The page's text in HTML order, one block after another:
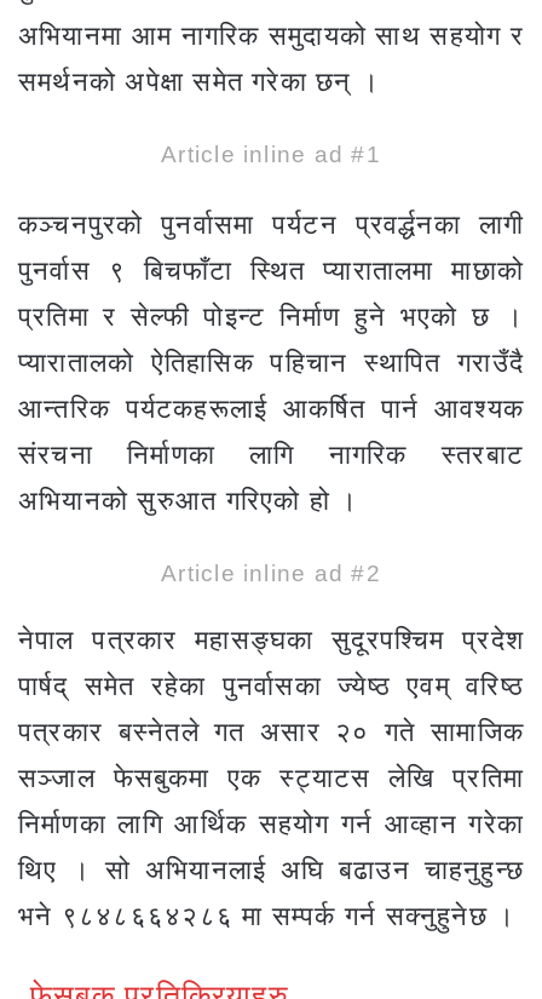
अभियानमा आम नागरिक समुदायको साथ सहयोग र
समर्थनको अपेक्षा समेत गरेका छन् ।
Article inline ad #1
कञ्चनपुरको पुनर्वासमा पर्यटन प्रवर्द्धनका लागी
पुनर्वास ९ बिचफाँटा स्थित प्यारातालमा माछाको
प्रतिमा र सेल्फी पोइन्ट निर्माण हुने भएको छ ।
प्यारातालको ऐतिहासिक पहिचान स्थापित गराउँदै
आन्तरिक पर्यटकहरूलाई आकर्षित पार्न आवश्यक
संरचना निर्माणका लागि नागरिक स्तरबाट
अभियानको सुरुआत गरिएको हो ।
Article inline ad #2
नेपाल पत्रकार महासङ्घका सुदूरपश्चिम प्रदेश
पार्षद् समेत रहेका पुनर्वासका ज्येष्ठ एवम् वरिष्ठ
पत्रकार बस्नेतले गत असार २० गते सामाजिक
सञ्जाल फेसबुकमा एक स्ट्याटस लेखि प्रतिमा
निर्माणका लागि आर्थिक सहयोग गर्न आव्हान गरेका
थिए । सो अभियानलाई अघि बढाउन चाहनुहुन्छ
भने ९८४८६६४२८६ मा सम्पर्क गर्न सक्नुहुनेछ ।